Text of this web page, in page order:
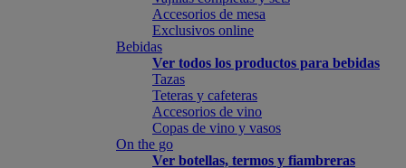
Accesorios de mesa
Exclusivos online
Bebidas
Ver todos los productos para bebidas
Tazas
Teteras y cafeteras
Accesorios de vino
Copas de vino y vasos
On the go
Ver botellas, termos y fiambreras